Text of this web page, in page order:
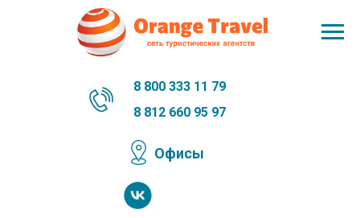
Офисы
8 812 660 95 97
8 800 333 11 79